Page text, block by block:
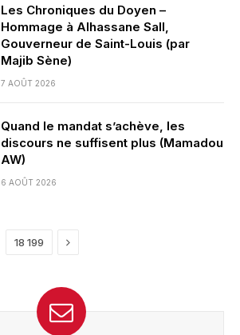
Les Chroniques du Doyen –
Hommage à Alhassane Sall,
Gouverneur de Saint-Louis (par
Majib Sène)
7 AOÛT 2026
Quand le mandat s’achève, les
discours ne suffisent plus (Mamadou
AW)
6 AOÛT 2026
18 199 Next